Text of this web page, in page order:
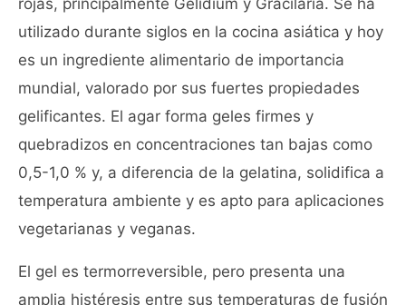
rojas, principalmente Gelidium y Gracilaria. Se ha
utilizado durante siglos en la cocina asiática y hoy
es un ingrediente alimentario de importancia
mundial, valorado por sus fuertes propiedades
gelificantes. El agar forma geles firmes y
quebradizos en concentraciones tan bajas como
0,5-1,0 % y, a diferencia de la gelatina, solidifica a
temperatura ambiente y es apto para aplicaciones
vegetarianas y veganas.
El gel es termorreversible, pero presenta una
amplia histéresis entre sus temperaturas de fusión